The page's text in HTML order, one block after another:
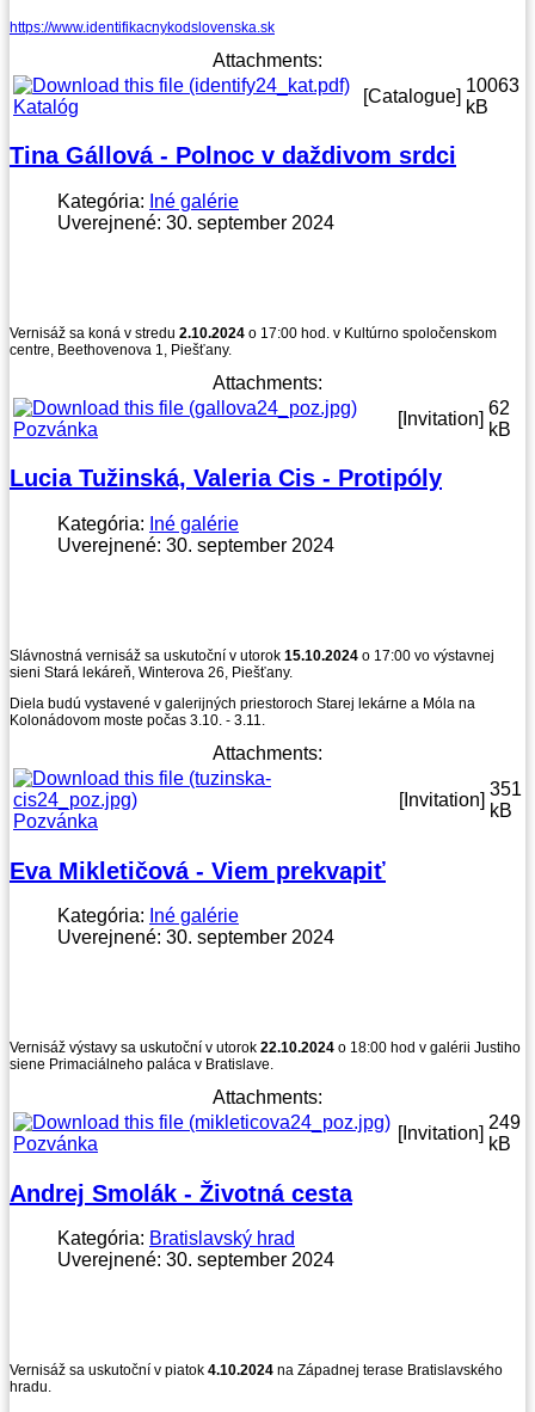
https://www.identifikacnykodslovenska.sk
Attachments:
Katalóg
[Catalogue]
10063
kB
Tina Gállová - Polnoc v daždivom srdci
Kategória: Iné galérie
Uverejnené: 30. september 2024
Vernisáž sa koná v stredu 2.10.2024 o 17:00 hod. v Kultúrno spoločenskom
centre, Beethovenova 1, Piešťany.
Attachments:
Pozvánka
[Invitation]
62
kB
Lucia Tužinská, Valeria Cis - Protipóly
Kategória: Iné galérie
Uverejnené: 30. september 2024
Slávnostná vernisáž sa uskutoční v utorok 15.10.2024 o 17:00 vo výstavnej
sieni Stará lekáreň, Winterova 26, Piešťany.
Diela budú vystavené v galerijných priestoroch Starej lekárne a Móla na
Kolonádovom moste počas 3.10. - 3.11.
Attachments:
Pozvánka
[Invitation]
351
kB
Eva Mikletičová - Viem prekvapiť
Kategória: Iné galérie
Uverejnené: 30. september 2024
Vernisáž výstavy sa uskutoční v utorok 22.10.2024 o 18:00 hod v galérii Justiho
siene Primaciálneho paláca v Bratislave.
Attachments:
Pozvánka
[Invitation]
249
kB
Andrej Smolák - Životná cesta
Kategória: Bratislavský hrad
Uverejnené: 30. september 2024
Vernisáž sa uskutoční v piatok 4.10.2024 na Západnej terase Bratislavského
hradu.